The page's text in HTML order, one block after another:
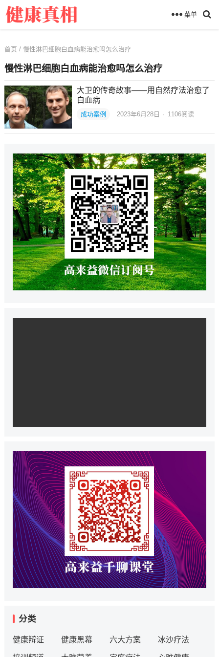
菜单
首页 / 慢性淋巴细胞白血病能治愈吗怎么治疗
慢性淋巴细胞白血病能治愈吗怎么治疗
大卫的传奇故事——用自然疗法治愈了
白血病
成功案例 2023年6月28日 · 1106阅读
分类
健康辩证 健康黑幕 六大方案 冰沙疗法